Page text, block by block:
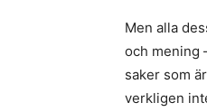
Men alla
och mening
saker som
verkligen